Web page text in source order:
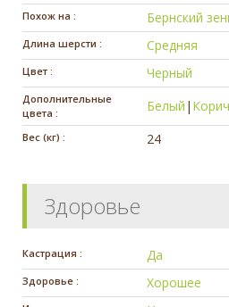
Похож на : Бернский
Длина шерсти : Средняя
Цвет : Черный
Дополнительные
цвета :
Белый |
Вес (кг) : 24
Здоровье
Кастрация : Да
Здоровье : Хорошее